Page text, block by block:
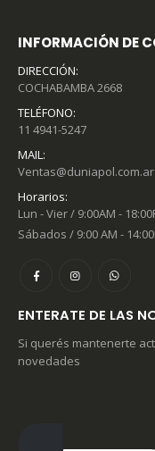
INFORMACIÓN DE
DIRECCIÓN:
COCHABAMBA 2668
TELÉFONO:
11 4941-5247
MAIL:
Ventas@duniapol.com.ar
Horarios:
Lun - Vier / 9:00AM -
Sábados / 9:00 AM -
ENTERATE DE LAS
Si querés mantenerte
novedades